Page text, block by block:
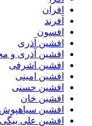
افران
اَفرند
افسون
افشین آذری
افشین آذری و
افشین اشرفی
افشین امینی
افشین حسنی
افشین خان
افشین سیاهپوش
افشین علی بیگی